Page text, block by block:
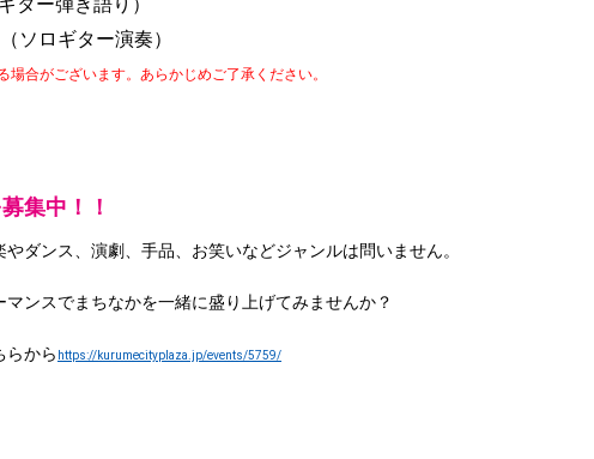
（ソロギター演奏）
場合がございます。あらかじめご了承ください。
集中！！
ダンス、演劇、手品、お笑いなどジャンルは問いません。
マンスでまちなかを一緒に盛り上げてみませんか？
らから https://kurumecityplaza.jp/events/5759/